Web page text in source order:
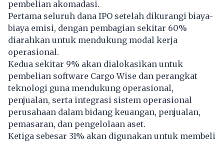
pembelian akomadasi.
Pertama seluruh dana IPO setelah dikurangi biaya-
biaya emisi, dengan pembagian sekitar 60%
diarahkan untuk mendukung modal kerja
operasional.
Kedua sekitar 9% akan dialokasikan untuk
pembelian software Cargo Wise dan perangkat
teknologi guna mendukung operasional,
penjualan, serta integrasi sistem operasional
perusahaan dalam bidang keuangan, penjualan,
pemasaran, dan pengelolaan aset.
Ketiga sebesar 31% akan digunakan untuk membeli